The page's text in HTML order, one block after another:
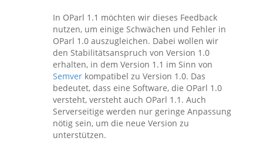
In OParl 1.1 möchten wir dieses Feedback
nutzen, um einige Schwächen und Fehler in
OParl 1.0 auszugleichen. Dabei wollen wir
den Stabilitätsanspruch von Version 1.0
erhalten, in dem Version 1.1 im Sinn von
Semver kompatibel zu Version 1.0. Das
bedeutet, dass eine Software, die OParl 1.0
versteht, versteht auch OParl 1.1. Auch
Serverseitige werden nur geringe Anpassung
nötig sein, um die neue Version zu
unterstützen.